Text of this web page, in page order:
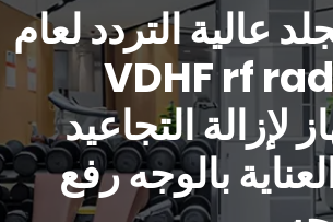
عالية التردد لعام
2023 VDHF rf
لإزالة التجاعيد
بالوجه رفع